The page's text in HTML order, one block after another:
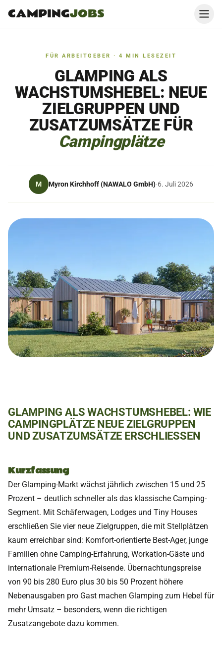
CAMPINGJOBS
FÜR ARBEITGEBER · 4 MIN LESEZEIT
GLAMPING ALS
WACHSTUMSHEBEL: NEUE
ZIELGRUPPEN UND
ZUSATZUMSÄTZE FÜR
Campingplätze
M Myron Kirchhoff (NAWALO GmbH)·6. Juli 2026
GLAMPING ALS WACHSTUMSHEBEL: WIE
CAMPINGPLÄTZE NEUE ZIELGRUPPEN
UND ZUSATZUMSÄTZE ERSCHLIESSEN
Kurzfassung
Der Glamping-Markt wächst jährlich zwischen 15 und 25
Prozent – deutlich schneller als das klassische Camping-
Segment. Mit Schäferwagen, Lodges und Tiny Houses
erschließen Sie vier neue Zielgruppen, die mit Stellplätzen
kaum erreichbar sind: Komfort-orientierte Best-Ager, junge
Familien ohne Camping-Erfahrung, Workation-Gäste und
internationale Premium-Reisende. Übernachtungspreise
von 90 bis 280 Euro plus 30 bis 50 Prozent höhere
Nebenausgaben pro Gast machen Glamping zum Hebel für
mehr Umsatz – besonders, wenn die richtigen
Zusatzangebote dazu kommen.